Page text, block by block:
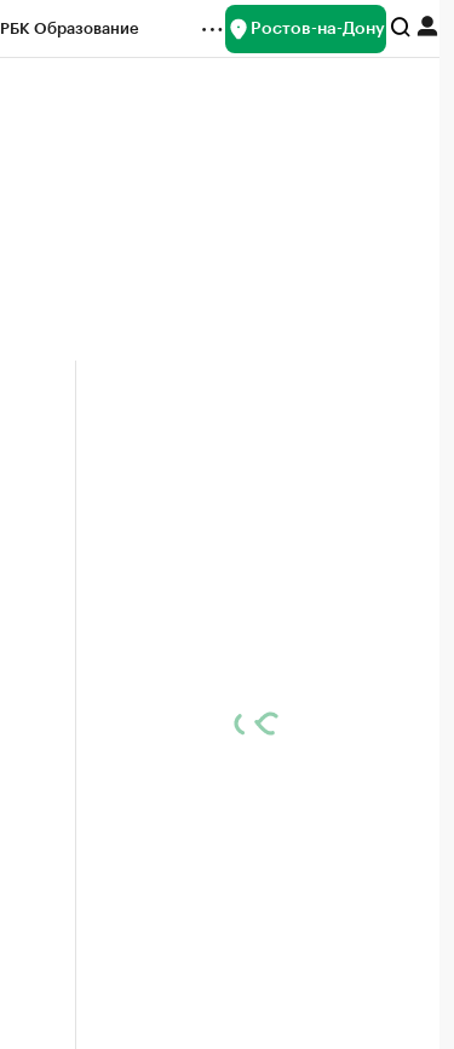
РБК Образование Ростов-на-Дону